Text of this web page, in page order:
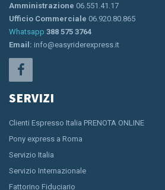
Amministrazione 06.551.41.17
Ufficio Commerciale 06.920.80.865
Whatsapp 388 575 3764
Email: info@easyriderexpress.it
SERVIZI
Clienti Espresso Italia PRENOTA ONLINE
Pony express a Roma
Servizio Italia
Servizio Internazionale
Fattorino Fiduciario